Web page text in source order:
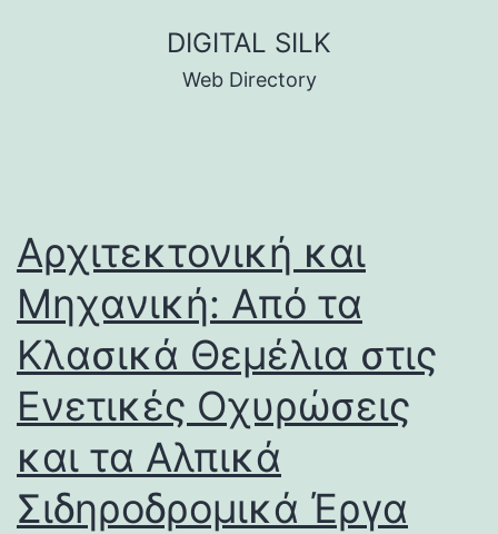
DIGITAL SILK
Web Directory
Αρχιτεκτονική και
Μηχανική: Από τα
Κλασικά Θεμέλια στις
Ενετικές Οχυρώσεις
και τα Αλπικά
Σιδηροδρομικά Έργα